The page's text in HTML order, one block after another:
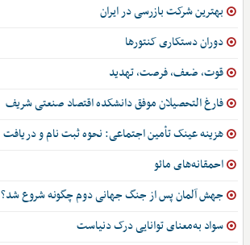
بهترین شرکت بازرسی در ایران
دوران دستکاری کنتورها
قوت، ضعف، فرصت، تهدید
فارغ التحصیلان موفق دانشکده اقتصاد صنعتی شریف
هزینه عینک تأمین اجتماعی: نحوه ثبت نام و دریافت
احمقانه‌های مائو
جهش آلمان پس از جنگ جهانی دوم چگونه شروع شد؟
سواد به‌معنای توانایی درک دنیاست